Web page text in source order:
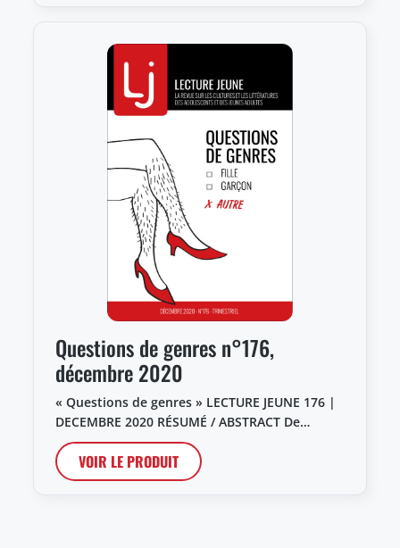
Questions de genres n°176,
décembre 2020
« Questions de genres » LECTURE JEUNE 176 |
DECEMBRE 2020 RÉSUMÉ / ABSTRACT De…
VOIR LE PRODUIT